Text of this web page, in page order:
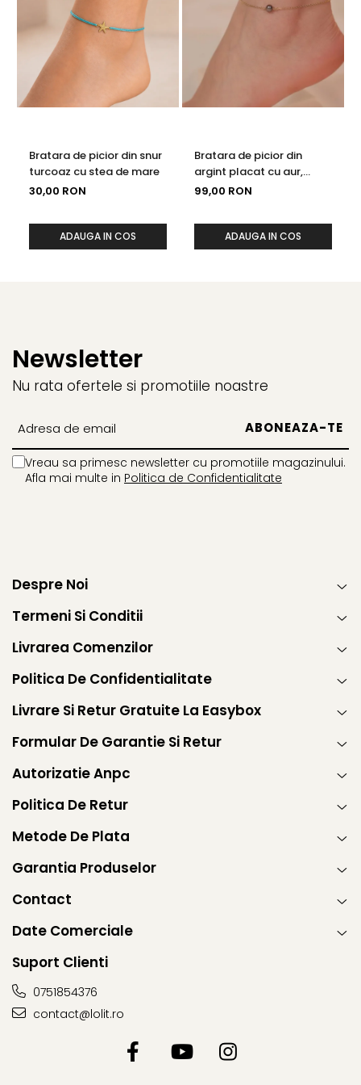
Bratara de picior din snur
turcoaz cu stea de mare
30,00 RON
ADAUGA IN COS
Bratara de picior din
argint placat cu aur,
perla neagra de cultura,
99,00 RON
ADAUGA IN COS
Newsletter
Nu rata ofertele si promotiile noastre
Vreau sa primesc newsletter cu promotiile magazinului.
Afla mai multe in Politica de Confidentialitate
Despre Noi
Termeni Si Conditii
Livrarea Comenzilor
Politica De Confidentialitate
Livrare Si Retur Gratuite La Easybox
Formular De Garantie Si Retur
Autorizatie Anpc
Politica De Retur
Metode De Plata
Garantia Produselor
Contact
Date Comerciale
Suport Clienti
0751854376
contact@lolit.ro